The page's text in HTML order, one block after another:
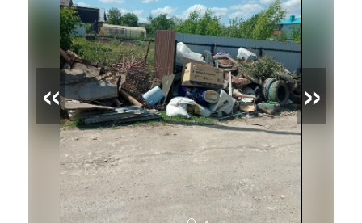
« »